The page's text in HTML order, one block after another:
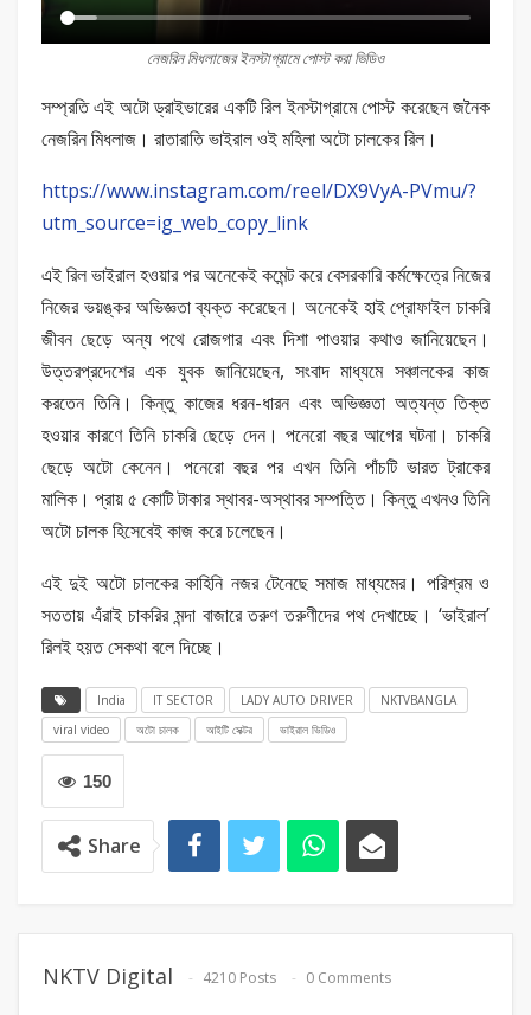
নেজরিন মিধলাজের ইনস্টাগ্রামে পোস্ট করা ভিডিও
সম্প্রতি এই অটো ড্রাইভারের একটি রিল ইনস্টাগ্রামে পোস্ট করেছেন জনৈক
নেজরিন মিধলাজ। রাতারাতি ভাইরাল ওই মহিলা অটো চালকের রিল।
https://www.instagram.com/reel/DX9VyA-PVmu/?
utm_source=ig_web_copy_link
এই রিল ভাইরাল হওয়ার পর অনেকেই কমেন্ট করে বেসরকারি কর্মক্ষেত্রে নিজের
নিজের ভয়ঙ্কর অভিজ্ঞতা ব্যক্ত করেছেন। অনেকেই হাই প্রোফাইল চাকরি
জীবন ছেড়ে অন্য পথে রোজগার এবং দিশা পাওয়ার কথাও জানিয়েছেন।
উত্তরপ্রদেশের এক যুবক জানিয়েছেন, সংবাদ মাধ্যমে সঞ্চালকের কাজ
করতেন তিনি। কিন্তু কাজের ধরন-ধারন এবং অভিজ্ঞতা অত্যন্ত তিক্ত
হওয়ার কারণে তিনি চাকরি ছেড়ে দেন। পনেরো বছর আগের ঘটনা। চাকরি
ছেড়ে অটো কেনেন। পনেরো বছর পর এখন তিনি পাঁচটি ভারত ট্রাকের
মালিক। প্রায় ৫ কোটি টাকার স্থাবর-অস্থাবর সম্পত্তি। কিন্তু এখনও তিনি
অটো চালক হিসেবেই কাজ করে চলেছেন।
এই দুই অটো চালকের কাহিনি নজর টেনেছে সমাজ মাধ্যমের। পরিশ্রম ও
সততায় এঁরাই চাকরির মন্দা বাজারে তরুণ তরুণীদের পথ দেখাচ্ছে। ‘ভাইরাল’
রিলই হয়ত সেকথা বলে দিচ্ছে।
India IT SECTOR LADY AUTO DRIVER
NKTVBANGLA
viral video
অটো চালক আইটি সেক্টর ভাইরাল ভিডিও
150
Share
NKTV Digital 4210 Posts 0 Comments